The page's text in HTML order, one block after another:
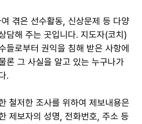
겪은 선수활동, 신상문제 등 다양
담해 주는 곳입니다. 지도자(코치)
들로부터 권익을 침해 받은 사항에
론 그 사실을 알고 있는 누구나가
.
철저한 조사를 위하여 제보내용은
제보자의 성명, 전화번호, 주소 등